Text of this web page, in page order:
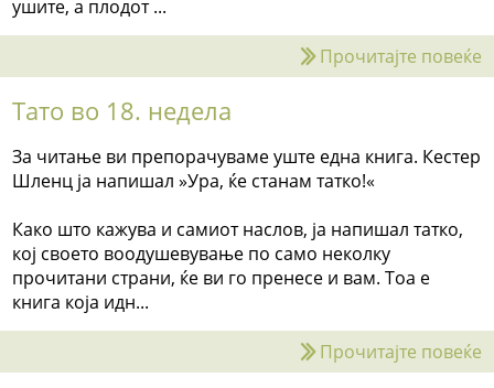
ушите, а плодот ...
Прочитајте повеќе
Тато во 18. недела
За читање ви препорачуваме уште една книга. Кестер
Шленц ја напишал »Ура, ќе станам татко!«
Како што кажува и самиот наслов, ја напишал татко,
кој своето воодушевување по само неколку
прочитани страни, ќе ви го пренесе и вам. Тоа е
книга која идн...
Прочитајте повеќе